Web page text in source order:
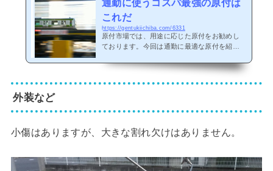
通勤に使うコスパ最強の原付は
これだ
https://gentukiichiba.com/6331
原付市場では、用途に応じた原付をお勧めし
ております。今回は通勤に最適な原付を紹介
市場のお客様の７割くらいは下記の様なお客
日往復する・スピードはそんなに出さない・
メットインがある普通のスクーターなら何で
らいこんな記事も書...
外装など
小傷はありますが、大きな割れ欠けはありません。